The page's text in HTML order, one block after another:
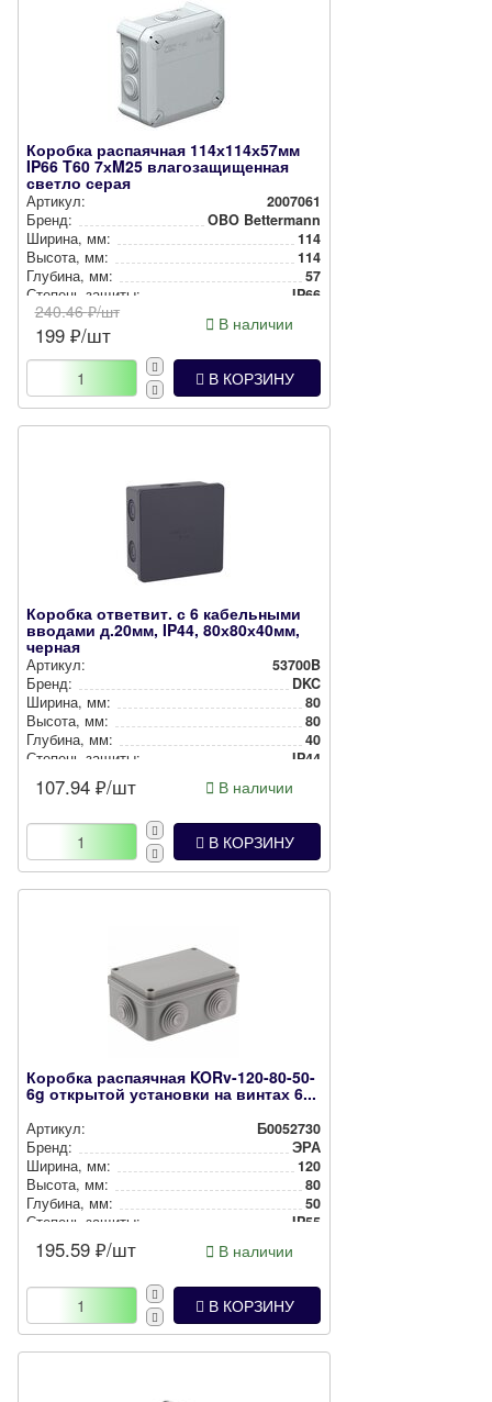
Коробка распаячная 114х114х57мм
IP66 T60 7хM25 влагозащищенная
светло серая
Артикул:
2007061
Бренд:
OBO Bettermann
Ширина, мм:
114
Высота, мм:
114
Глубина, мм:
57
Степень защиты:
IP66
Цвет:
Способ монтажа:
Накладной
240.46₽/шт
199 ₽/шт В наличии
В КОРЗИНУ
Коробка ответвит. с 6 кабельными
вводами д.20мм, IP44, 80х80х40мм,
черная
Артикул:
53700B
Бренд:
DKC
Ширина, мм:
80
Высота, мм:
80
Глубина, мм:
40
Степень защиты:
IP44
Цвет:
Способ монтажа:
Накладной
107.94 ₽/шт В наличии
В КОРЗИНУ
Коробка распаячная KORv-120-80-50-
6g открытой установки на винтах 6...
Артикул:
Б0052730
Бренд:
ЭРА
Ширина, мм:
120
Высота, мм:
80
Глубина, мм:
50
Степень защиты:
IP55
Цвет:
Способ монтажа:
Накладной
195.59 ₽/шт В наличии
В КОРЗИНУ